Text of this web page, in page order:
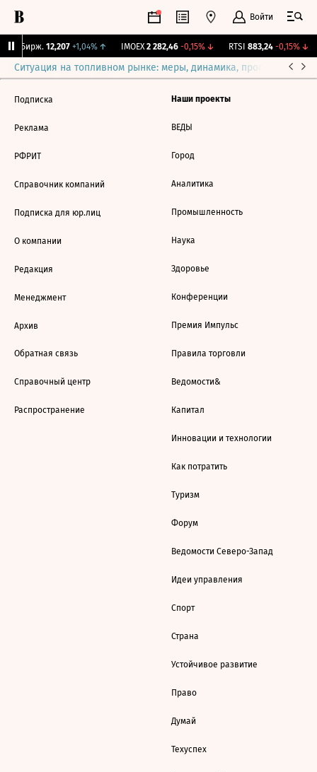
Войти
CNY Бирж. 12,207 +1,04%↑ IMOEX 2 282,46 -0,15%↓ RTSI 883,24 -0,15%↓
Ситуация на топливном рынке: меры, динамика, прогнозы
Подписка
Реклама
РФРИТ
Справочник компаний
Подписка для юр.лиц
О компании
Редакция
Менеджмент
Архив
Обратная связь
Справочный центр
Распространение
Наши проекты
ВЕДЫ
Город
Аналитика
Промышленность
Наука
Здоровье
Конференции
Премия Импульс
Правила торговли
Ведомости&
Капитал
Инновации и технологии
Как потратить
Туризм
Форум
Ведомости Северо-Запад
Идеи управления
Спорт
Страна
Устойчивое развитие
Право
Думай
Техуспех